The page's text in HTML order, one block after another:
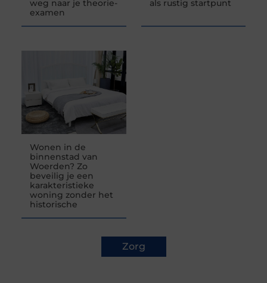
weg naar je theorie-
examen
als rustig startpunt
Wonen in de
binnenstad van
Woerden? Zo
beveilig je een
karakteristieke
woning zonder het
historische
Zorg